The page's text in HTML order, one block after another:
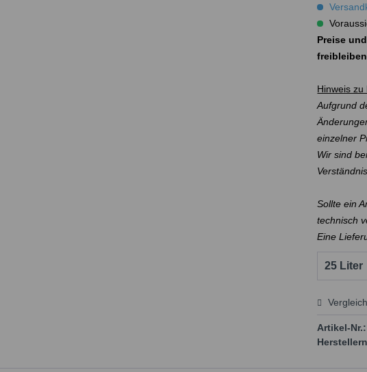
Preise
Hinweis zu
Aufgrund
einzelner
Wir sind
Sollte ein
technisch
Eine
Preis
Artikel-Nr.: